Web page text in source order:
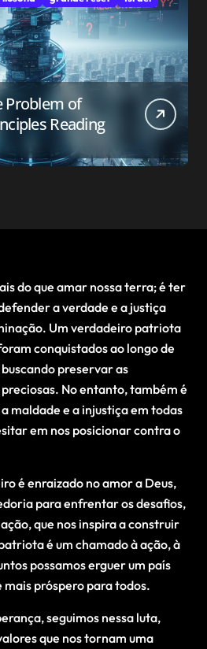
Problem of
Reading
do que amar nossa terra; é ter
a verdade e a justiça
Um verdadeiro patriota
conquistados ao longo de
preservar as
No entanto, também é
maldade e a injustiça em todas
em nos posicionar contra o
é enraizado no amor a Deus,
para enfrentar os desafios,
que nos inspira a construir
é um chamado à ação, à
possamos erguer um país
próspero para todos.
seguimos nessa luta,
que nos tornam uma